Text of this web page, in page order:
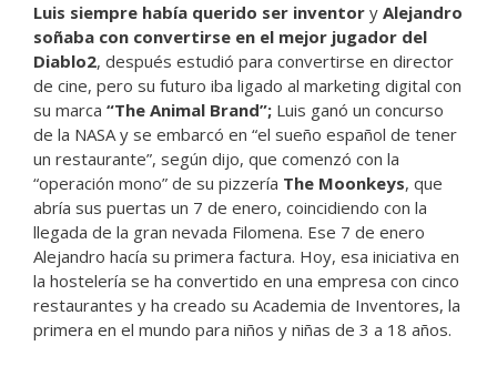
Luis siempre había querido ser inventor y Alejandro
soñaba con convertirse en el mejor jugador del
Diablo2, después estudió para convertirse en director
de cine, pero su futuro iba ligado al marketing digital con
su marca “The Animal Brand”; Luis ganó un concurso
de la NASA y se embarcó en “el sueño español de tener
un restaurante”, según dijo, que comenzó con la
“operación mono” de su pizzería The Moonkeys, que
abría sus puertas un 7 de enero, coincidiendo con la
llegada de la gran nevada Filomena. Ese 7 de enero
Alejandro hacía su primera factura. Hoy, esa iniciativa en
la hostelería se ha convertido en una empresa con cinco
restaurantes y ha creado su Academia de Inventores, la
primera en el mundo para niños y niñas de 3 a 18 años.